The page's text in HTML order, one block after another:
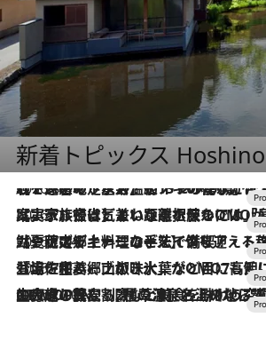
新着トピックス
2026.8.7
【トンボの足水浴】ヒノキの香りに包まれて涼感マックス！約13℃の湧水かけ流しを避暑地「星野温泉 トンボの湯」で体験
2026.7.31
【ホテル帰省】という選択肢をOMOが提案。家族とほどよい距離を保つには「昼は実家、夜は気兼ねなくホテルで！」
2026.7.24
【夏限定ディナーコース】旬を迎える稚鮎や花ズッキーニなどをイタリア・トスカーナの郷土料理の手法で満喫！
2026.7.17
「土佐和ハーブかき氷」がOMO7高知に登場！生姜、山椒、大葉など目にも舌にも涼を呼ぶ郷土の味
2026.7.10
NEW OPEN！【界 草津】名湯の地に誕生。趣の異なる2種の温泉と上州ならではの会席・蕎麦割烹など美食を味わう究極の癒やし旅